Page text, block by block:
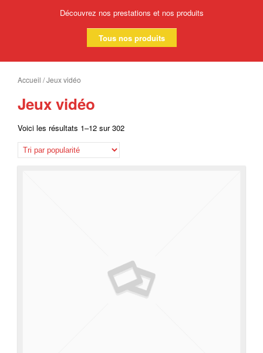
Découvrez nos prestations et nos produits
Tous nos produits
Accueil / Jeux vidéo
Jeux vidéo
Voici les résultats 1–12 sur 302